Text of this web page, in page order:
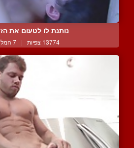
נותנת לו לטעום את
13774 צפיות | 7 המלצות